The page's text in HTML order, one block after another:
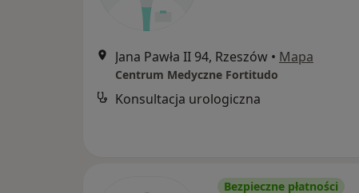
Jana Pawła II 94, Rzeszów • Mapa
Centrum Medyczne Fortitudo
Konsultacja urologiczna
Bezpieczne płatności